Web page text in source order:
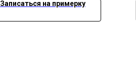
Записаться на примерку